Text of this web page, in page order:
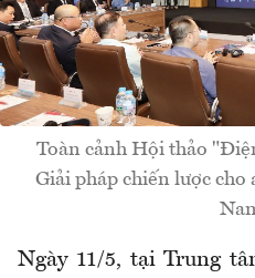
Toàn cảnh Hội thảo
Giải pháp chiến lược
Ngày 11/5, tại Trung